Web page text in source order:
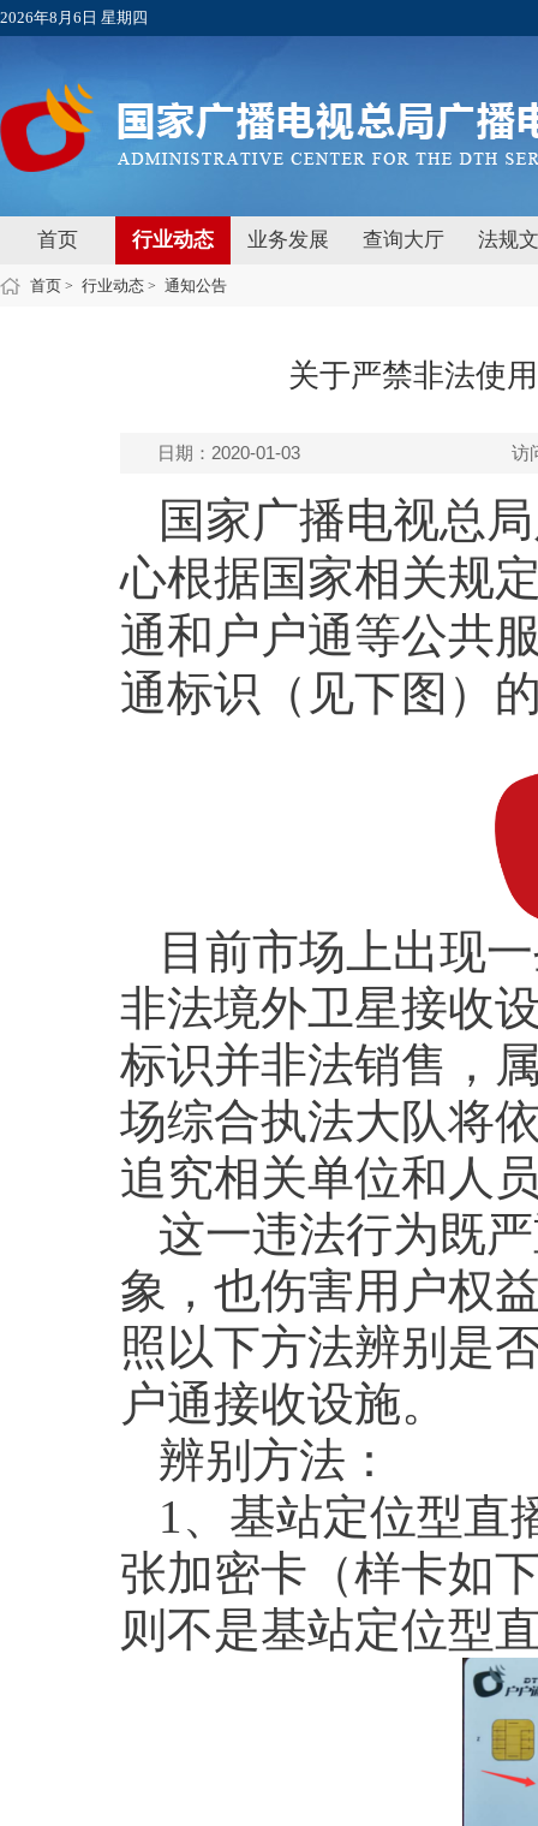
2026年8月6日 星期四
首页 行业动态 业务发展 查询大厅 法规
首页 > 行业动态 > 通知公告
关于严禁非法使
日期：2020-01-03 访
国家广播电视总
心根据国家相关规
通和户户通等公共
通标识（见下图）
目前市场上出现
非法境外卫星接收
标识并非法销售，
场综合执法大队将
追究相关单位和人
这一违法行为既
象，也伤害用户权
照以下方法辨别是
户通接收设施。
辨别方法：
1、基站定位型直
张加密卡（样卡如
则不是基站定位型